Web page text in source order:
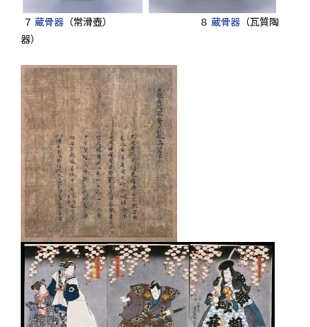
７ 蔵骨器 （常滑壺） ８ 蔵骨器 （瓦質陶
器）